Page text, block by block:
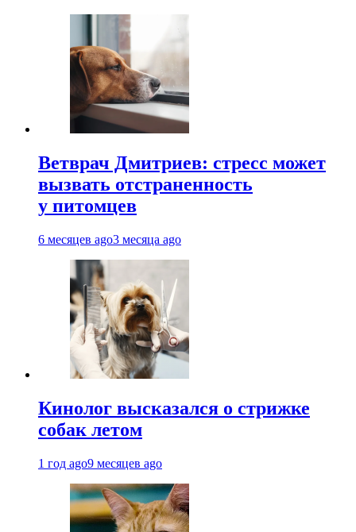
Ветврач Дмитриев: стресс может
вызвать отстраненность
у питомцев
6 месяцев ago3 месяца ago
Кинолог высказался о стрижке
собак летом
1 год ago9 месяцев ago